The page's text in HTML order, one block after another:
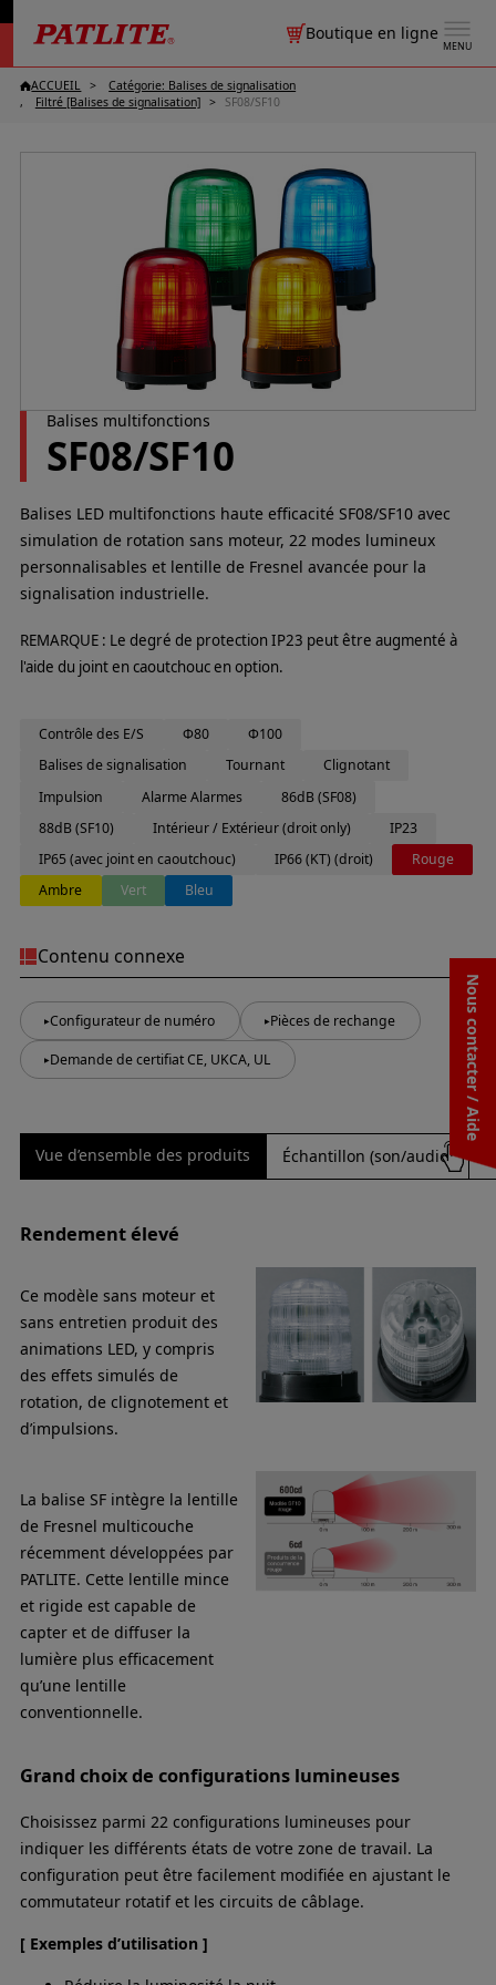
MENU
Boutique en ligne
Nous contacter / Aide
ACCUEIL
Catégorie: Balises de signalisation
Filtré [Balises de signalisation]
SF08/SF10
Balises multifonctions
SF08/SF10
Balises LED multifonctions haute efficacité SF08/SF10 avec
simulation de rotation sans moteur, 22 modes lumineux
personnalisables et lentille de Fresnel avancée pour la
signalisation industrielle.
REMARQUE : Le degré de protection IP23 peut être augmenté à
l'aide du joint en caoutchouc en option.
Contrôle des E/S Φ80
Φ100
Balises de signalisation
Tournant
Clignotant
Impulsion
Alarme Alarmes
86dB (SF08)
88dB (SF10)
Intérieur / Extérieur (droit only)
IP23
IP65 (avec joint en caoutchouc)
IP66 (KT) (droit)
Rouge
Ambre
Vert Bleu
Contenu connexe
Configurateur de numéro Pièces de rechange
Demande de certifiat CE, UKCA, UL
Vue d’ensemble des produits Échantillon (son/audio)
Rendement élevé
Ce modèle sans moteur et
sans entretien produit des
animations LED, y compris
des effets simulés de
rotation, de clignotement et
d’impulsions.
La balise SF intègre la lentille
de Fresnel multicouche
récemment développées par
PATLITE. Cette lentille mince
et rigide est capable de
capter et de diffuser la
lumière plus efficacement
qu’une lentille
conventionnelle.
Grand choix de configurations lumineuses
Choisissez parmi 22 configurations lumineuses pour
indiquer les différents états de votre zone de travail. La
configuration peut être facilement modifiée en ajustant le
commutateur rotatif et les circuits de câblage.
[ Exemples d’utilisation ]